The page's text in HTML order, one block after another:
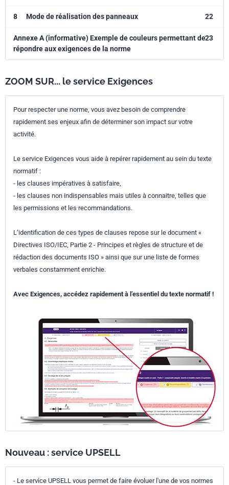
8 Mode de réalisation des panneaux 22
Annexe A (informative) Exemple de couleurs permettant de
répondre aux exigences de la norme
23
ZOOM SUR... le service Exigences
Pour respecter une norme, vous avez besoin de comprendre
rapidement ses enjeux afin de déterminer son impact sur votre
activité.
Le service Exigences vous aide à repérer rapidement au sein du texte
normatif :
- les clauses impératives à satisfaire,
- les clauses non indispensables mais utiles à connaitre, telles que
les permissions et les recommandations.
L’identification de ces types de clauses repose sur le document «
Directives ISO/IEC, Partie 2 - Principes et règles de structure et de
rédaction des documents ISO » ainsi que sur une liste de formes
verbales constamment enrichie.
Avec Exigences, accédez rapidement à l’essentiel du texte normatif !
Nouveau : service UPSELL
- Le service UPSELL vous permet de faire évoluer l'une de vos normes